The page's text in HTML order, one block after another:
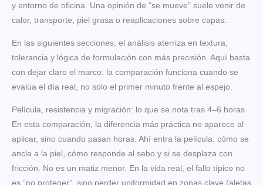
y entorno de oficina. Una opinión de “se mueve” suele venir de
calor, transporte, piel grasa o reaplicaciones sobre capas.
En las siguientes secciones, el análisis aterriza en textura,
tolerancia y lógica de formulación con más precisión. Aquí basta
con dejar claro el marco: la comparación funciona cuando se
evalúa el día real, no solo el primer minuto frente al espejo.
Película, resistencia y migración: lo que se nota tras 4–6 horas
En esta comparación, la diferencia más práctica no aparece al
aplicar, sino cuando pasan horas. Ahí entra la película: cómo se
ancla a la piel, cómo responde al sebo y si se desplaza con
fricción. No es un matiz menor. En la vida real, el fallo típico no
es “no proteger”, sino perder uniformidad en zonas clave (aletas